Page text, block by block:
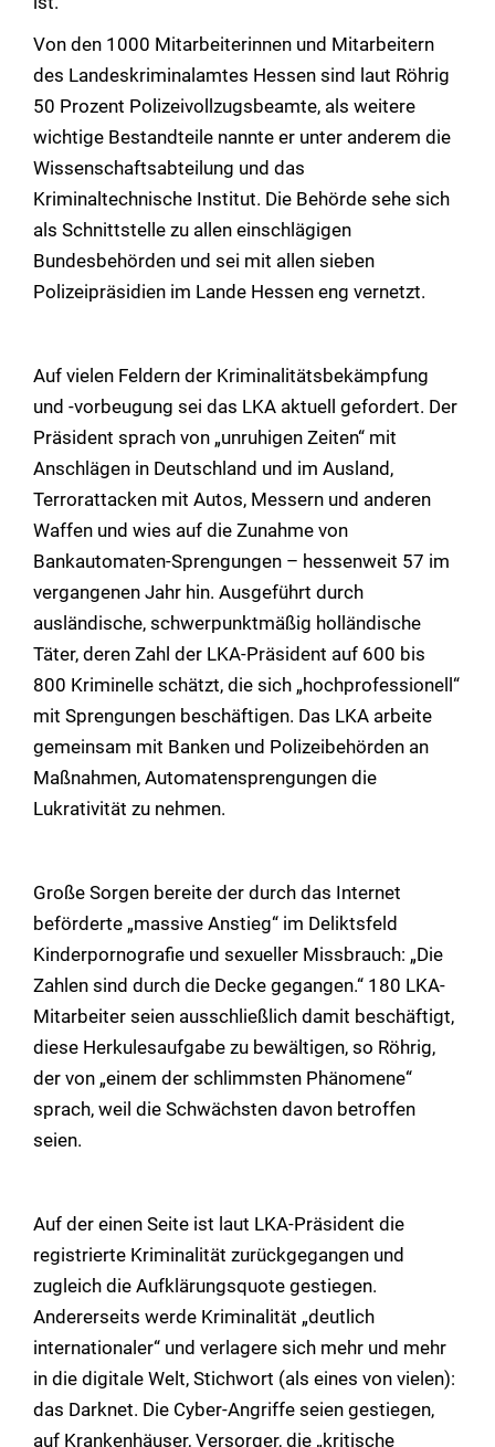
Von den 1000 Mitarbeiterinnen und Mitarbeitern
des Landeskriminalamtes Hessen sind laut Röhrig
50 Prozent Polizeivollzugsbeamte, als weitere
wichtige Bestandteile nannte er unter anderem die
Wissenschaftsabteilung und das
Kriminaltechnische Institut. Die Behörde sehe sich
als Schnittstelle zu allen einschlägigen
Bundesbehörden und sei mit allen sieben
Polizeipräsidien im Lande Hessen eng vernetzt.
Auf vielen Feldern der Kriminalitätsbekämpfung
und -vorbeugung sei das LKA aktuell gefordert. Der
Präsident sprach von „unruhigen Zeiten“ mit
Anschlägen in Deutschland und im Ausland,
Terrorattacken mit Autos, Messern und anderen
Waffen und wies auf die Zunahme von
Bankautomaten-Sprengungen – hessenweit 57 im
vergangenen Jahr hin. Ausgeführt durch
ausländische, schwerpunktmäßig holländische
Täter, deren Zahl der LKA-Präsident auf 600 bis
800 Kriminelle schätzt, die sich „hochprofessionell“
mit Sprengungen beschäftigen. Das LKA arbeite
gemeinsam mit Banken und Polizeibehörden an
Maßnahmen, Automatensprengungen die
Lukrativität zu nehmen.
Große Sorgen bereite der durch das Internet
beförderte „massive Anstieg“ im Deliktsfeld
Kinderpornografie und sexueller Missbrauch: „Die
Zahlen sind durch die Decke gegangen.“ 180 LKA-
Mitarbeiter seien ausschließlich damit beschäftigt,
diese Herkulesaufgabe zu bewältigen, so Röhrig,
der von „einem der schlimmsten Phänomene“
sprach, weil die Schwächsten davon betroffen
seien.
Auf der einen Seite ist laut LKA-Präsident die
registrierte Kriminalität zurückgegangen und
zugleich die Aufklärungsquote gestiegen.
Andererseits werde Kriminalität „deutlich
internationaler“ und verlagere sich mehr und mehr
in die digitale Welt, Stichwort (als eines von vielen):
das Darknet. Die Cyber-Angriffe seien gestiegen,
auf Krankenhäuser, Versorger, die „kritische